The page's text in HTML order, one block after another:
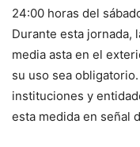
24:00 horas del
Durante esta jornada,
media asta en el
su uso sea
instituciones y
esta medida en señal